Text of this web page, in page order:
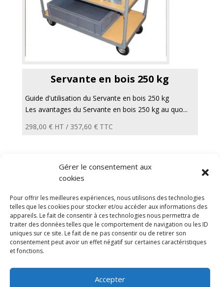
Gérer le consentement aux
cookies
Pour offrir les meilleures expériences, nous utilisons des technologies
telles que les cookies pour stocker et/ou accéder aux informations des
appareils. Le fait de consentir à ces technologies nous permettra de
traiter des données telles que le comportement de navigation ou les ID
uniques sur ce site. Le fait de ne pas consentir ou de retirer son
consentement peut avoir un effet négatif sur certaines caractéristiques
et fonctions.
Accepter
Servante en bois 250 kg
Guide d'utilisation du Servante en bois 250 kg
Les avantages du Servante en bois 250 kg au quo...
298,00 € HT / 357,60 €TTC
← 1 2 3 … 11 12 13
Diable electrique
Chariot porte panneau
Remorque a bras
CGV
Mentions légales
Politique de confidentialité et protection des
données
Paiement sécurisé
Gérer mes cookies
Nous contacter
© 2025 MNG SORARE. Tous droits réservés. Prix